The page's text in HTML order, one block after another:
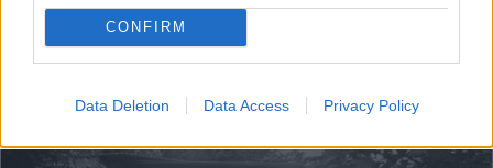
CONFIRM
Data Deletion Data Access Privacy Policy
S. Antonio Via Tezze, 1